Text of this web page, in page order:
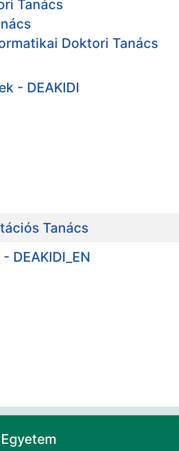
Tanács
Doktori Tanács
- DEAKIDI
Tanács
DEAKIDI_EN